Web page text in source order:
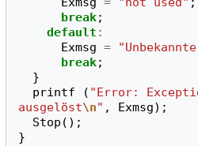
break;
default :
Exmsg =
break;
}
printf
( "Error:
ausgelöst\n" , Exmsg);
Stop ();
}